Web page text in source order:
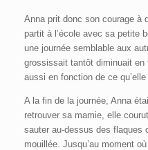
Anna prit donc son courage à
partit à l’école avec sa petite
une journée semblable aux
grossissait tantôt diminuait en
aussi en fonction de ce qu’elle
A la fin de la journée, Anna
retrouver sa mamie, elle
sauter au-dessus des flaques
mouillée. Jusqu’au moment